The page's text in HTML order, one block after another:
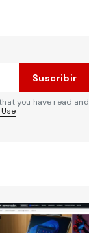
Suscribir
you have read and